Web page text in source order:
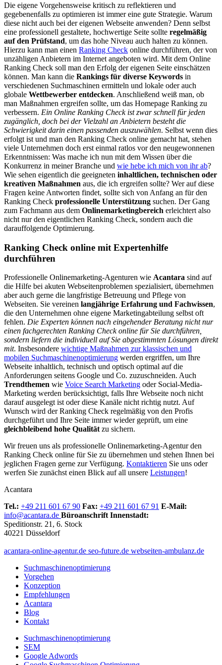
Die eigene Vorgehensweise kritisch zu reflektieren und
gegebenenfalls zu optimieren ist immer eine gute Strategie. Warum
diese nicht auch bei der eigenen Webseite anwenden? Denn selbst
eine professionell gestaltete, hochwertige Seite sollte regelmäßig
auf den Prüfstand, um das hohe Niveau auch halten zu können.
Hierzu kann man einen Ranking Check online durchführen, der von
unzähligen Anbietern im Internet angeboten wird. Mit dem Online
Ranking Check soll man den Erfolg der eigenen Seite einschätzen
können. Man kann die Rankings für diverse Keywords in
verschiedenen Suchmaschinen ermitteln und lokale oder auch
globale Wettbewerber entdecken. Anschließend weiß man, ob
man Maßnahmen ergreifen sollte, um das Homepage Ranking zu
verbessern. Ein Online Ranking Check ist zwar schnell für jeden
zugänglich, doch bei der Vielzahl an Anbietern besteht die
Schwierigkeit darin einen passenden auszuwählen. Selbst wenn dies
erfolgt ist und man den Ranking Check online gemacht hat, stehen
viele Unternehmen doch erst einmal ratlos vor den neugewonnenen
Erkenntnissen: Was mache ich nun mit dem Wissen über die
Konkurrenz in meiner Branche und wie hebe ich mich von ihr ab?
Wie sehen eigentlich die geeigneten inhaltlichen, technischen oder
kreativen Maßnahmen aus, die ich ergreifen sollte? Wer auf diese
Fragen keine Antworten findet, sollte sich von Anfang an für den
Ranking Check professionelle Unterstützung suchen. Der Gang
zum Fachmann aus dem Onlinemarketingbereich erleichtert also
nicht nur den eigentlichen Ranking Check, sondern auch die
darauffolgende Optimierung.
Ranking Check online mit Expertenhilfe
durchführen
Professionelle Onlinemarketing-Agenturen wie Acantara sind auf
die Hilfe bei akuten Webseitenproblemen spezialisiert, übernehmen
aber auch gerne die langfristige Betreuung und Pflege von
Webseiten. Sie vereinen langjährige Erfahrung und Fachwissen,
die den Unternehmen ohne eigene Marketingabteilung selbst oft
fehlen. Die Experten können nach eingehender Beratung nicht nur
einen fachgerechten Ranking Check online für Sie durchführen,
sondern liefern die individuell auf Sie abgestimmten Lösungen direkt
mit. Insbesondere wichtige Maßnahmen zur klassischen und
mobilen Suchmaschinenoptimierung werden ergriffen, um Ihre
Webseite inhaltlich, technisch und optisch optimal auf die
Anforderungen seitens Google und Co. zuzuschneiden. Auch
Trendthemen wie Voice Search Marketing oder Social-Media-
Marketing werden berücksichtigt, falls Ihre Webseite noch nicht
darauf ausgelegt ist oder diese Kanäle nicht richtig nutzt. Auf
Wunsch wird der Ranking Check regelmäßig von den Profis
durchgeführt und Ihre Seite immer wieder geprüft, um eine
gleichbleibend hohe Qualität zu sichern.
Wir freuen uns als professionelle Onlinemarketing-Agentur den
Ranking Check online für Sie zu übernehmen und stehen Ihnen bei
jeglichen Fragen gerne zur Verfügung. Kontaktieren Sie uns oder
werfen Sie zunächst einen Blick auf all unsere Leistungen!
Acantara
Tel.: +49 211 601 67 90 Fax: +49 211 601 67 91 E-Mail:
info@acantara.de Büroanschrift Innenstadt:
Speditionstr. 21, 6. Stock
40221 Düsseldorf
acantara-online-agentur.de seo-future.de webseiten-ambulanz.de
Suchmaschinenoptimierung
Vorgehen
Konzeption
Empfehlungen
Acantara
Blog
Kontakt
Suchmaschinenoptimierung
SEM
Google Adwords